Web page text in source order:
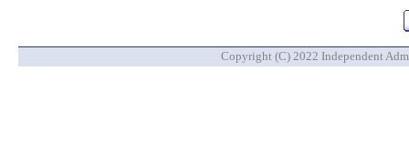
Copyright (C) 2022 Independent